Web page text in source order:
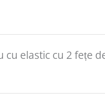
elastic cu 2 fețe